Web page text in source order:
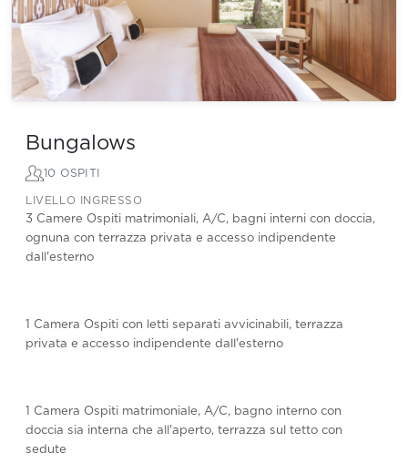
Bungalows
10 OSPITI
LIVELLO INGRESSO
3 Camere Ospiti matrimoniali, A/C, bagni interni con doccia,
ognuna con terrazza privata e accesso indipendente
dall'esterno
1 Camera Ospiti con letti separati avvicinabili, terrazza
privata e accesso indipendente dall'esterno
1 Camera Ospiti matrimoniale, A/C, bagno interno con
doccia sia interna che all'aperto, terrazza sul tetto con
sedute